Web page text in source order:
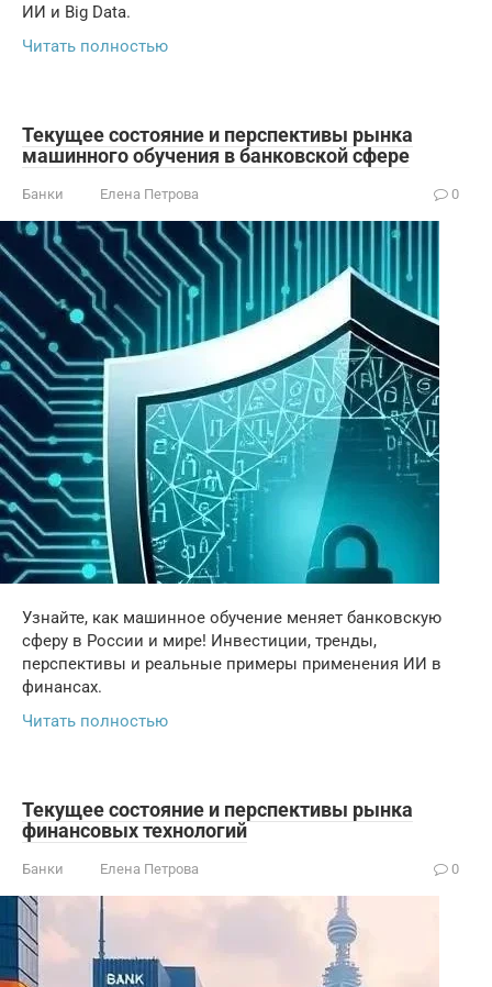
ИИ и Big Data.
Читать полностью
Текущее состояние и перспективы рынка
машинного обучения в банковской сфере
Банки Елена Петрова 0
Узнайте, как машинное обучение меняет банковскую
сферу в России и мире! Инвестиции, тренды,
перспективы и реальные примеры применения ИИ в
финансах.
Читать полностью
Текущее состояние и перспективы рынка
финансовых технологий
Банки Елена Петрова 0